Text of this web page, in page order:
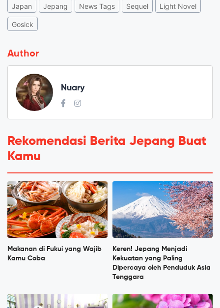
Japan Jepang News Tags Sequel Light Novel
Gosick
Author
Nuary
Rekomendasi Berita Jepang Buat
Kamu
Makanan di Fukui yang Wajib
Kamu Coba
Keren! Jepang Menjadi
Kekuatan yang Paling
Dipercaya oleh Penduduk Asia
Tenggara